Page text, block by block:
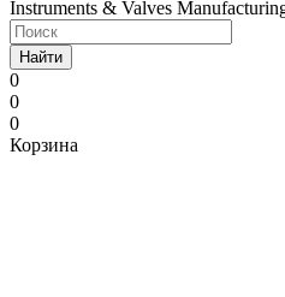
Instruments & Valves
Найти
0
0
0
Корзина